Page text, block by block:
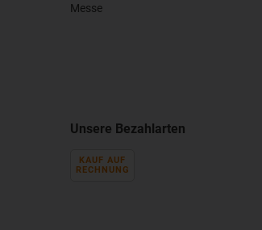
Messe
Unsere Bezahlarten
KAUF AUF
RECHNUNG